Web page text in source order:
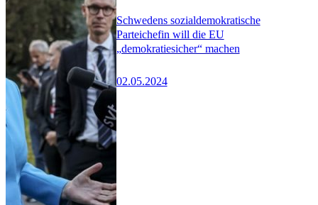
Schwedens sozialdemokratische
Parteichefin will die EU
„demokratiesicher“ machen
02.05.2024